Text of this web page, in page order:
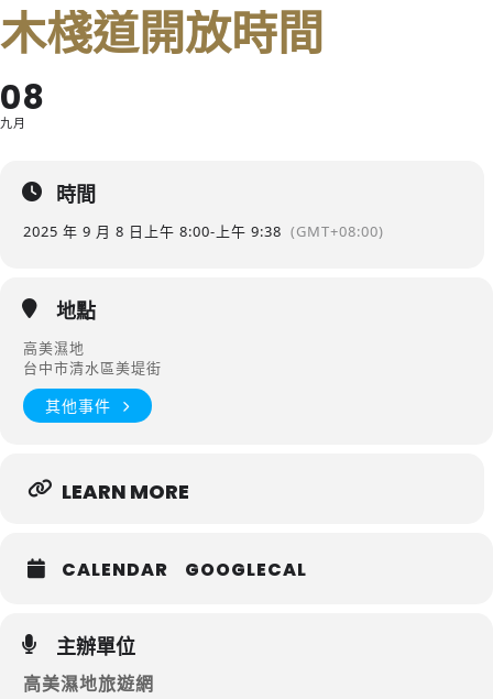
木棧道開放時間
08
九月
時間
2025 年 9 月 8 日 上午 8:00- 上午 9:38 (GMT+08:00)
地點
高美濕地
台中市清水區美堤街
其他事件
LEARN MORE
CALENDAR GOOGLECAL
主辦單位
高美濕地旅遊網